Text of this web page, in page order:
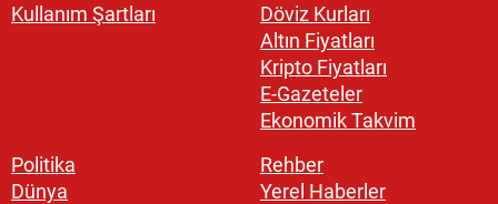
Kullanım Şartları
Döviz Kurları
Altın Fiyatları
Kripto Fiyatları
E-Gazeteler
Ekonomik Takvim
Politika
Dünya
Rehber
Yerel Haberler